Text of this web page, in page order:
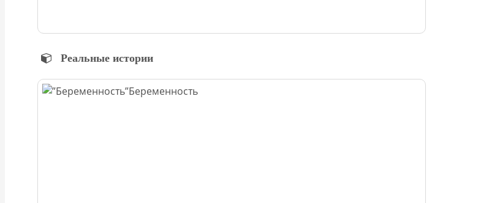
Реальные истории
Беременность